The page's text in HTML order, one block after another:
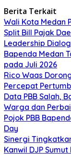
Berita Terkait
Wali Kota Medan
Split Bill Pajak
Leadership
Bapenda Medan
pada Juli 2026
Rico Waas
Percepat
Data PBB Salah,
Warga dan
Pojok PBB
Day
Sinergi
Kanwil DJP Sumut I